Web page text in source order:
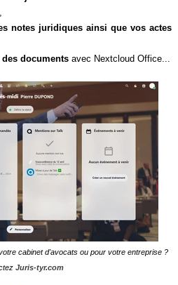
notes juridiques ainsi que vos actes
documents avec Nextcloud Office...
cabinet d'avocats ou pour votre entreprise ?
Juris-tyr.com